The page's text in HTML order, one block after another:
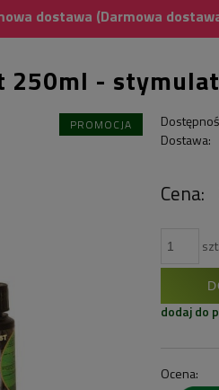
dostawa (Darmowa
250ml -
PROMOCJA
Dostawa:
Cena:
szt.
dodaj do
Ocena: